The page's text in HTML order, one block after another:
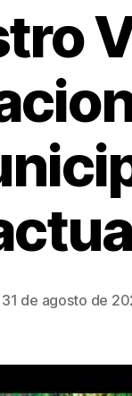
31 de agosto de